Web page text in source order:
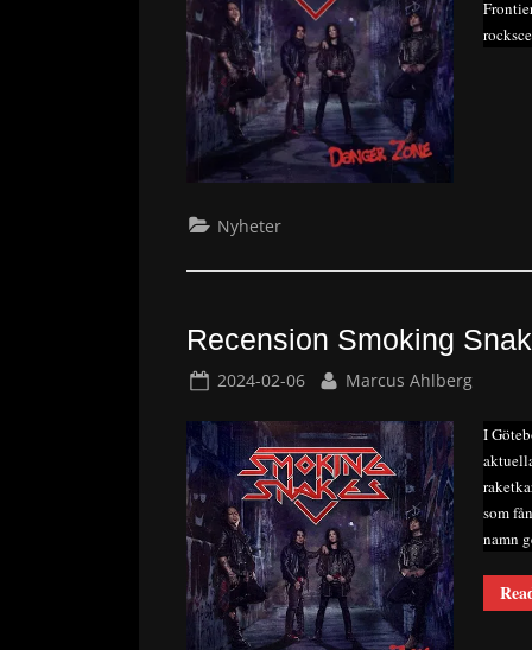
Nyheter
Recension Smoking
Posted
2024-02-06 By
Marcus Ahlberg
I
som
namn